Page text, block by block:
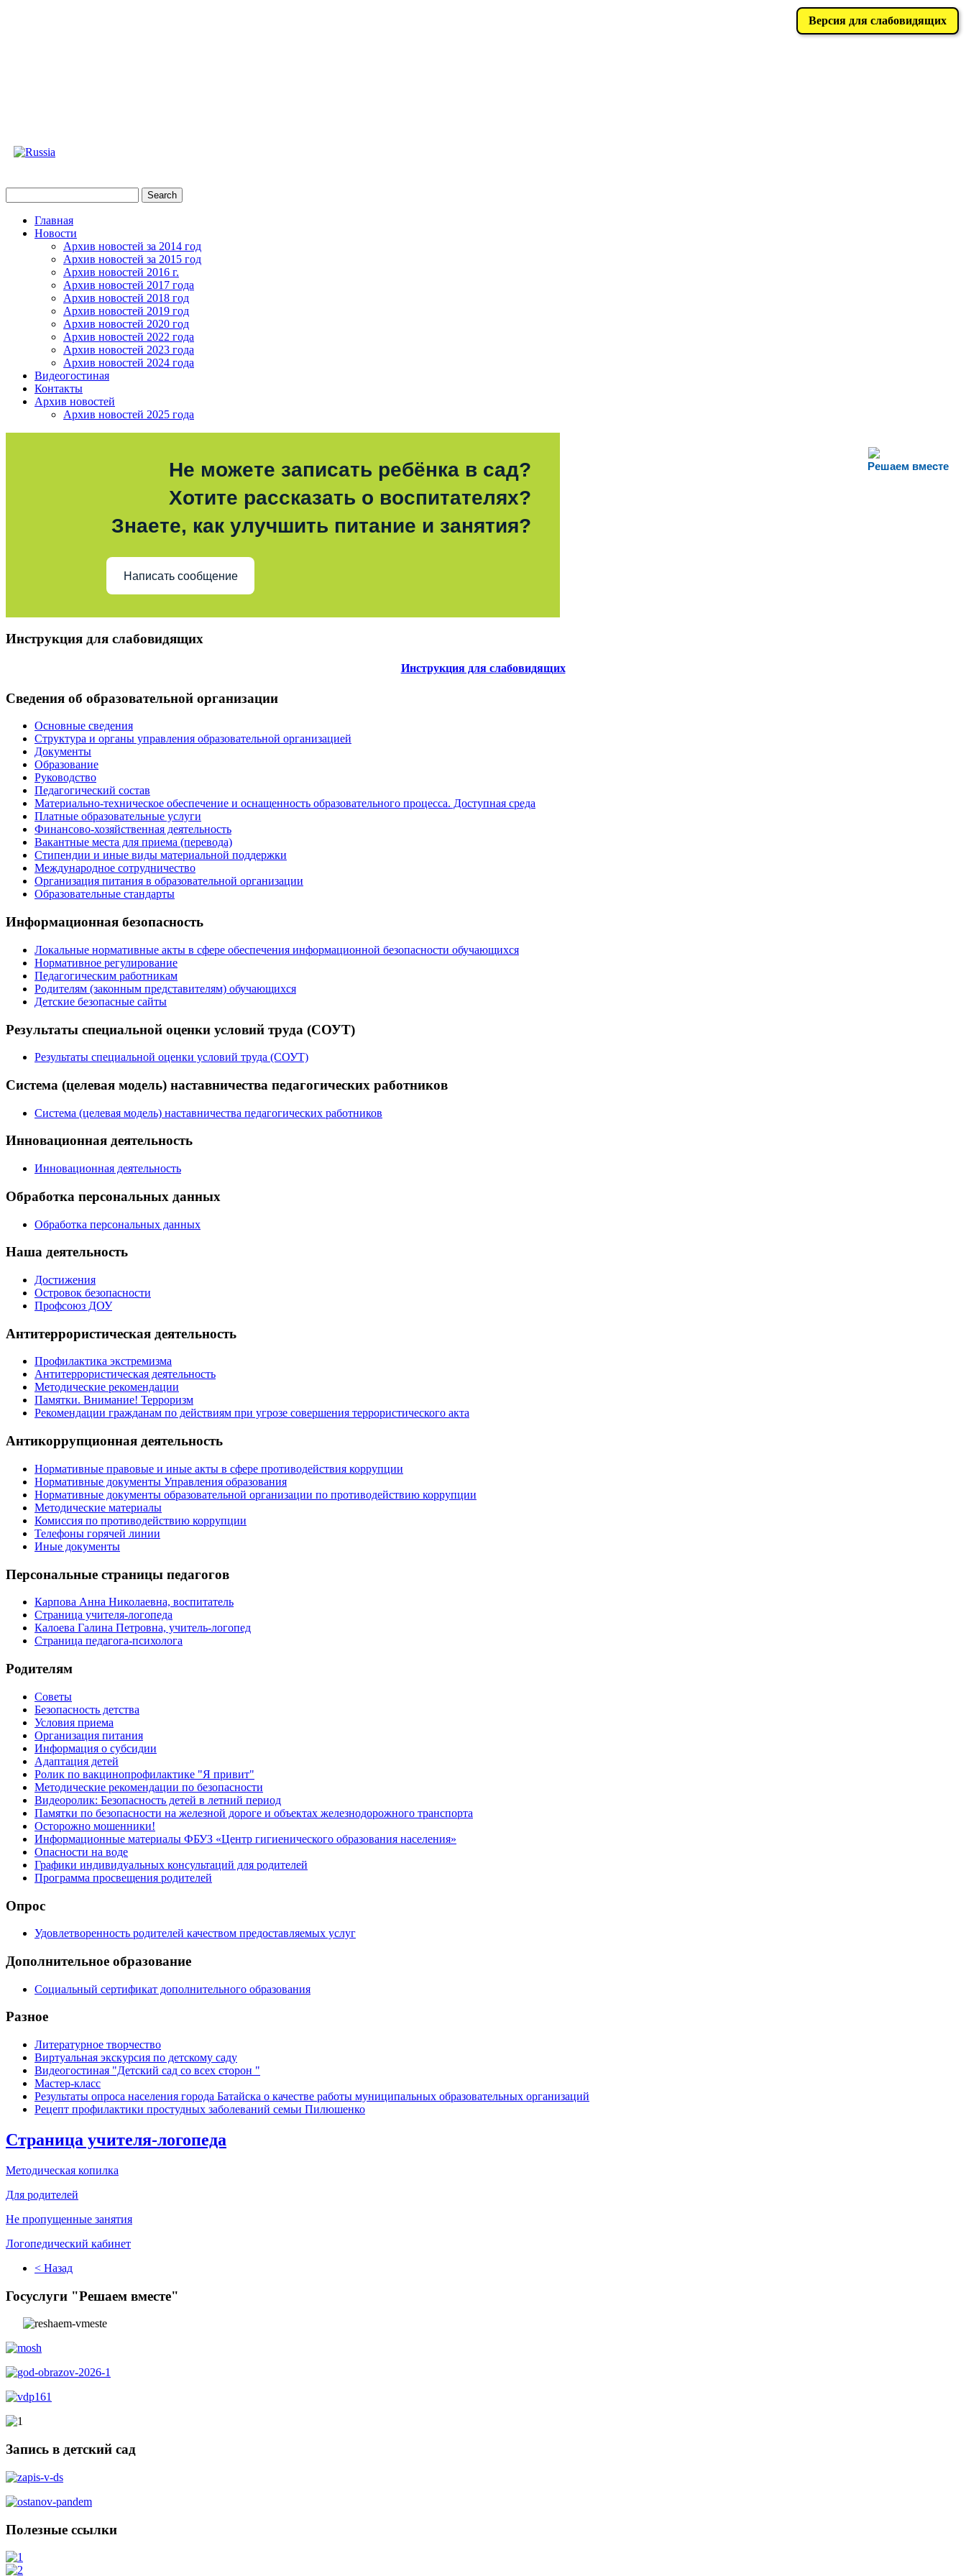
Версия для слабовидящих
Главная
Новости
Архив новостей за 2014 год
Архив новостей за 2015 год
Архив новостей 2016 г.
Архив новостей 2017 года
Архив новостей 2018 год
Архив новостей 2019 год
Архив новостей 2020 год
Архив новостей 2022 года
Архив новостей 2023 года
Архив новостей 2024 года
Видеогостиная
Контакты
Архив новостей
Архив новостей 2025 года
Решаем вместе
Не можете записать ребёнка в сад?
Хотите рассказать о воспитателях?
Знаете, как улучшить питание и занятия?
Написать сообщение
Инструкция для слабовидящих
Инструкция для слабовидящих
Сведения об образовательной организации
Основные сведения
Структура и органы управления образовательной организацией
Документы
Образование
Руководство
Педагогический состав
Материально-техническое обеспечение и оснащенность образовательного процесса. Доступная среда
Платные образовательные услуги
Финансово-хозяйственная деятельность
Вакантные места для приема (перевода)
Стипендии и иные виды материальной поддержки
Международное сотрудничество
Организация питания в образовательной организации
Образовательные стандарты
Информационная безопасность
Локальные нормативные акты в сфере обеспечения информационной безопасности обучающихся
Нормативное регулирование
Педагогическим работникам
Родителям (законным представителям) обучающихся
Детские безопасные сайты
Результаты специальной оценки условий труда (СОУТ)
Результаты специальной оценки условий труда (СОУТ)
Система (целевая модель) наставничества педагогических работников
Система (целевая модель) наставничества педагогических работников
Инновационная деятельность
Инновационная деятельность
Обработка персональных данных
Обработка персональных данных
Наша деятельность
Достижения
Островок безопасности
Профсоюз ДОУ
Антитеррористическая деятельность
Профилактика экстремизма
Антитеррористическая деятельность
Методические рекомендации
Памятки. Внимание! Терроризм
Рекомендации гражданам по действиям при угрозе совершения террористического акта
Антикоррупционная деятельность
Нормативные правовые и иные акты в сфере противодействия коррупции
Нормативные документы Управления образования
Нормативные документы образовательной организации по противодействию коррупции
Методические материалы
Комиссия по противодействию коррупции
Телефоны горячей линии
Иные документы
Персональные страницы педагогов
Карпова Анна Николаевна, воспитатель
Страница учителя-логопеда
Калоева Галина Петровна, учитель-логопед
Страница педагога-психолога
Родителям
Советы
Безопасность детства
Условия приема
Организация питания
Информация о субсидии
Адаптация детей
Ролик по вакцинопрофилактике "Я привит"
Методические рекомендации по безопасности
Видеоролик: Безопасность детей в летний период
Памятки по безопасности на железной дороге и объектах железнодорожного транспорта
Осторожно мошенники!
Информационные материалы ФБУЗ «Центр гигиенического образования населения»
Опасности на воде
Графики индивидуальных консультаций для родителей
Программа просвещения родителей
Опрос
Удовлетворенность родителей качеством предоставляемых услуг
Дополнительное образование
Социальный сертификат дополнительного образования
Разное
Литературное творчество
Виртуальная экскурсия по детскому саду
Видеогостиная "Детский сад со всех сторон "
Мастер-класс
Результаты опроса населения города Батайска о качестве работы муниципальных образовательных организаций
Рецепт профилактики простудных заболеваний семьи Пилюшенко
Страница учителя-логопеда
Методическая копилка
Для родителей
Не пропущенные занятия
Логопедический кабинет
< Назад
Госуслуги "Решаем вместе"
Запись в детский сад
Полезные ссылки